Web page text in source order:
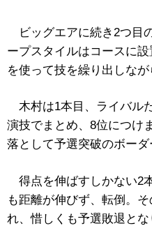
ビッグエアに続き2つ目
ープスタイルはコースに
を使って技を繰り出しなが
木村は1本目、ライバル
演技でまとめ、8位につけ
落として予選突破のボーダ
得点を伸ばすしかない2
も距離が伸びず、転倒。
れ、惜しくも予選敗退とな